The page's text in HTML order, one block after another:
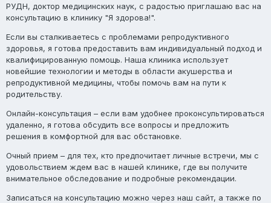
РУДН, доктор медицинских наук, с радостью приглашаю вас на
консультацию в клинику "Я здорова!".
Если вы сталкиваетесь с проблемами репродуктивного
здоровья, я готова предоставить вам индивидуальный подход и
квалифицированную помощь. Наша клиника использует
новейшие технологии и методы в области акушерства и
репродуктивной медицины, чтобы помочь вам на пути к
родительству.
Онлайн-консультация – если вам удобнее проконсультироваться
удаленно, я готова обсудить все вопросы и предложить
решения в комфортной для вас обстановке.
Очный прием – для тех, кто предпочитает личные встречи, мы с
удовольствием ждем вас в нашей клинике, где вы получите
внимательное обследование и подробные рекомендации.
Записаться на консультацию можно через наш сайт, а также по